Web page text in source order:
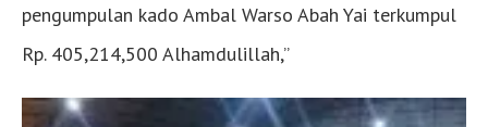
pengumpulan kado Ambal Warso Abah Yai terkumpul
Rp. 405,214,500 Alhamdulillah,”